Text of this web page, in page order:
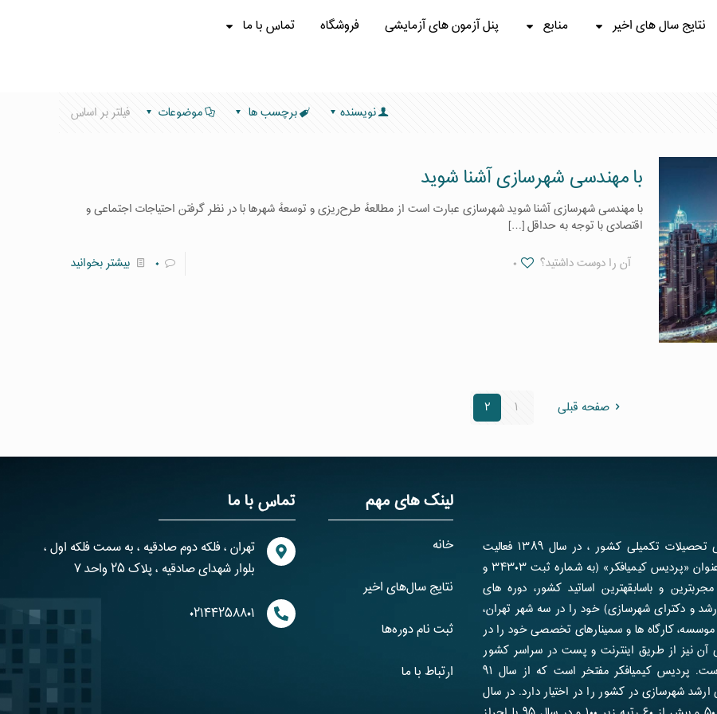
نتایج سال های اخیر منابع پنل آزمون های آزمایشی فروشگاه تماس با ما
فیلتر بر اساس موضوعات برچسب ها نویسنده
با مهندسی شهرسازی آشنا شوید
با مهندسی شهرسازی آشنا شوید شهرسازی عبارت است از مطالعهٔ طرح‌ریزی و توسعهٔ شهرها با در نظر گرفتن احتیاجات اجتماعی و
اقتصادی با توجه به حداقل[…]
آن را دوست داشتید؟ ۰ ۰ بیشتر بخوانید
صفحه قبلی ۱ ۲
پردیس کیمیافکر، قطب برتر دوره­های آمادگی تحصیلات تکمیلی کشور ، در سال ۱۳۸۹ فعالیت
رسمی خود را آغاز نموده و هم اکنون تحت عنوان «پردیس کیمیافکر» (به شماره ثبت ۳۴۳۰۳ و
با بهره­گیری از مجرب­ترین و باسابقه­ترین اساتید کشور، دوره های
و دکترای شهرسازی) خود را در سه شهر تهران،
کارگاه ها و سمینارهای تخصصی خود را در
نیز از طریق اینترنت و پست در سراسر کشور
برای شهرسازان و علاقمندان قابل استفاده است. پردیس کیمیافکر مفتخر است که از سال ۹۱
ارشد شهرسازی در کشور را در اختیار دارد. در سال
لینک های مهم
خانه
نتایج سال‌های اخیر
ثبت نام دوره‌ها
ارتباط با ما
تماس با ما
تهران ، فلکه دوم صادقیه ، به سمت فلکه اول ،
بلوار شهدای صادقیه ، پلاک ۲۵ واحد ۷
۰۲۱۴۴۲۵۸۸۰۱